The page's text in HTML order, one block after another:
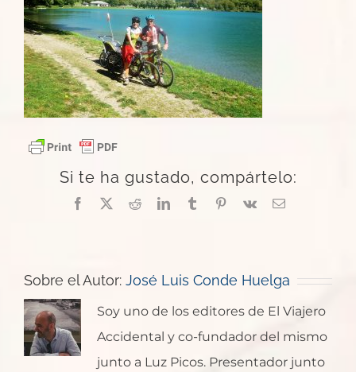
Si te ha gustado, compártelo:
Facebook
X RedditLinkedInTumblrPinterest
Vk
Correo
Sobre el Autor: José Luis Conde Huelga
Soy uno de los editores de El Viajero
Accidental y co-fundador del mismo
junto a Luz Picos. Presentador junto